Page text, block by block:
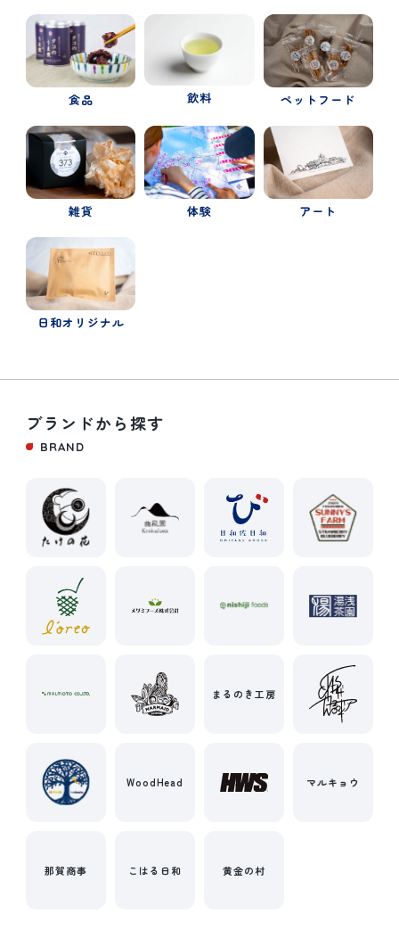
食品 飲料 ペットフード
雑貨 体験 アート
日和オリジナル
ブランドから探す
BRAND
まるのき工房
WoodHead マルキョウ
那賀商事 こはる日和 黄金の村